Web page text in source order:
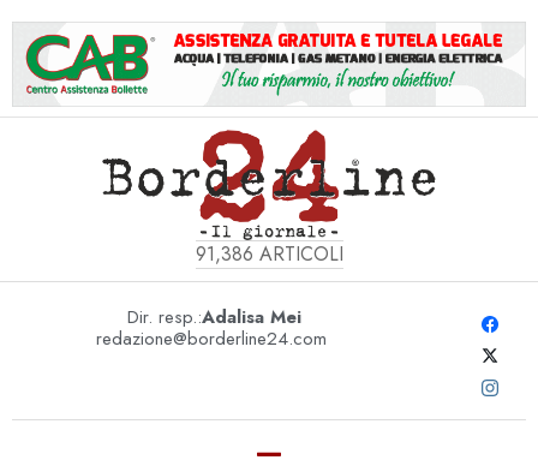
91,386 ARTICOLI
Dir. resp.:Adalisa Mei
redazione@borderline24.com